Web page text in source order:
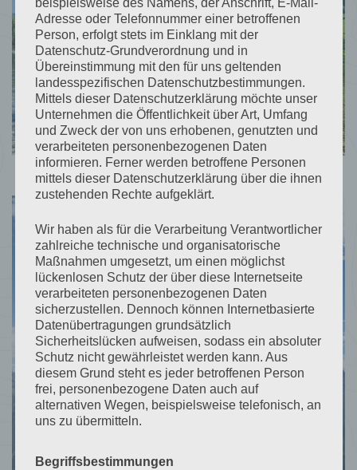
Kontakt
+(43) 650 66 02 941
Adresse oder Telefonnummer einer betroffenen
Person, erfolgt stets im Einklang mit der
Datenschutz-Grundverordnung und in
Übereinstimmung mit den für uns geltenden
landesspezifischen Datenschutzbestimmungen.
Mittels dieser Datenschutzerklärung möchte unser
Unternehmen die Öffentlichkeit über Art, Umfang
und Zweck der von uns erhobenen, genutzten und
verarbeiteten personenbezogenen Daten
informieren. Ferner werden betroffene Personen
mittels dieser Datenschutzerklärung über die ihnen
zustehenden Rechte aufgeklärt.
Wir haben als für die Verarbeitung Verantwortlicher
zahlreiche technische und organisatorische
Maßnahmen umgesetzt, um einen möglichst
lückenlosen Schutz der über diese Internetseite
verarbeiteten personenbezogenen Daten
sicherzustellen. Dennoch können Internetbasierte
Datenübertragungen grundsätzlich
Sicherheitslücken aufweisen, sodass ein absoluter
Schutz nicht gewährleistet werden kann. Aus
diesem Grund steht es jeder betroffenen Person
frei, personenbezogene Daten auch auf
alternativen Wegen, beispielsweise telefonisch, an
uns zu übermitteln.
Begriffsbestimmungen